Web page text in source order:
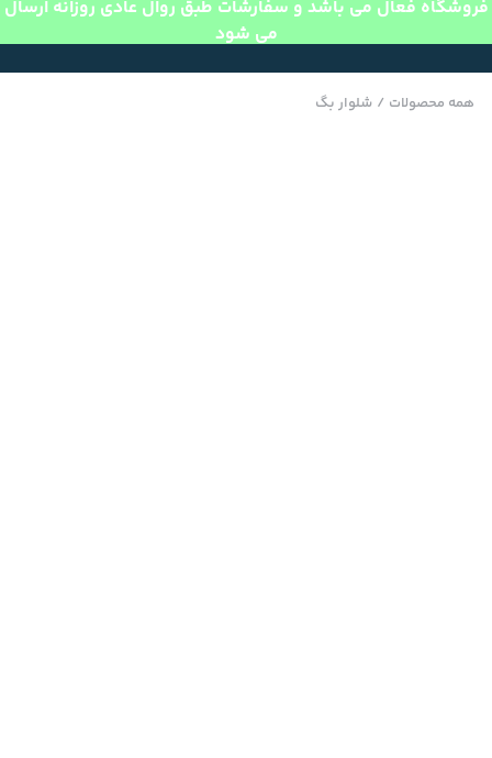
فروشگاه فعال می باشد و سفارشات طبق روال عادی روزانه ارسال
می شود
همه محصولات / شلوار بگ